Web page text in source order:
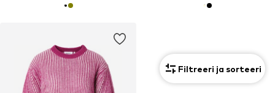
Filtreeri ja sorteeri